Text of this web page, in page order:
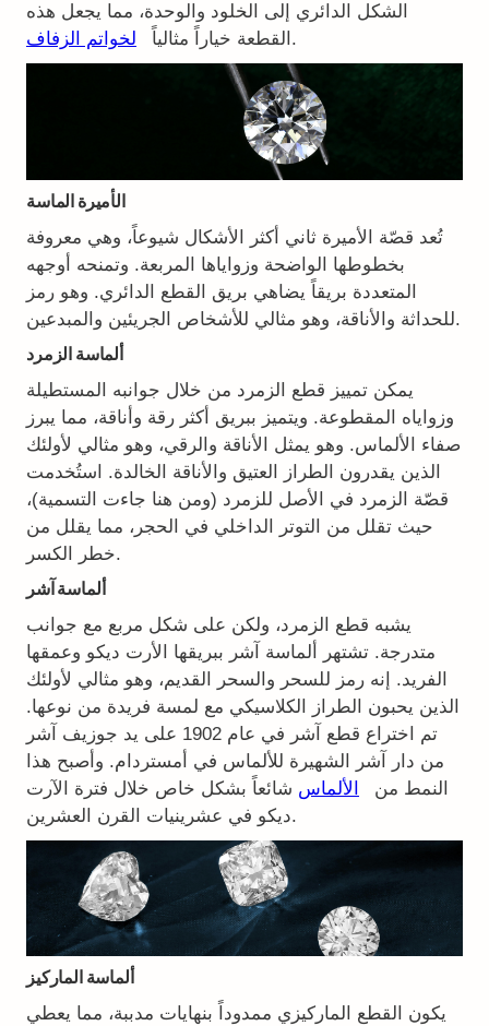
الشكل الدائري إلى الخلود والوحدة، مما يجعل هذه
القطعة خياراً مثالياً
لخواتم الزفاف .
الأميرة الماسة
تُعد قصّة الأميرة ثاني أكثر الأشكال شيوعاً، وهي معروفة
بخطوطها الواضحة وزواياها المربعة. وتمنحه أوجهه
المتعددة بريقاً يضاهي بريق القطع الدائري. وهو رمز
للحداثة والأناقة، وهو مثالي للأشخاص الجريئين والمبدعين.
ألماسة الزمرد
يمكن تمييز قطع الزمرد من خلال جوانبه المستطيلة
وزواياه المقطوعة. ويتميز ببريق أكثر رقة وأناقة، مما يبرز
صفاء الألماس. وهو يمثل الأناقة والرقي، وهو مثالي لأولئك
الذين يقدرون الطراز العتيق والأناقة الخالدة. استُخدمت
قصّة الزمرد في الأصل للزمرد (ومن هنا جاءت التسمية)،
حيث تقلل من التوتر الداخلي في الحجر، مما يقلل من
خطر الكسر.
ألماسة آشر
يشبه قطع الزمرد، ولكن على شكل مربع مع جوانب
متدرجة. تشتهر ألماسة آشر ببريقها الأرت ديكو وعمقها
الفريد. إنه رمز للسحر والسحر القديم، وهو مثالي لأولئك
الذين يحبون الطراز الكلاسيكي مع لمسة فريدة من نوعها.
تم اختراع قطع آشر في عام 1902 على يد جوزيف آشر
من دار آشر الشهيرة للألماس في أمستردام. وأصبح هذا
النمط من
الألماس شائعاً بشكل خاص خلال فترة الآرت
ديكو في عشرينيات القرن العشرين.
ألماسة الماركيز
يكون القطع الماركيزي ممدوداً بنهايات مدببة، مما يعطي